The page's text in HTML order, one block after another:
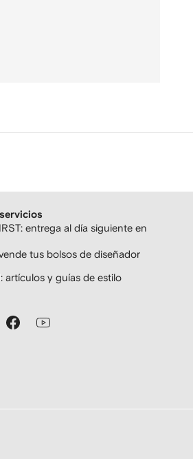
entrega al día siguiente en
tus bolsos de diseñador
artículos y guías de estilo